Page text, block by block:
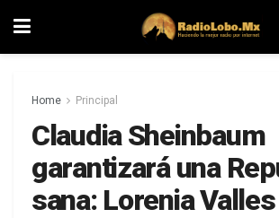
Home Principal
Claudia Sheinbaum
garantizará una
sana: Lorenia Valles